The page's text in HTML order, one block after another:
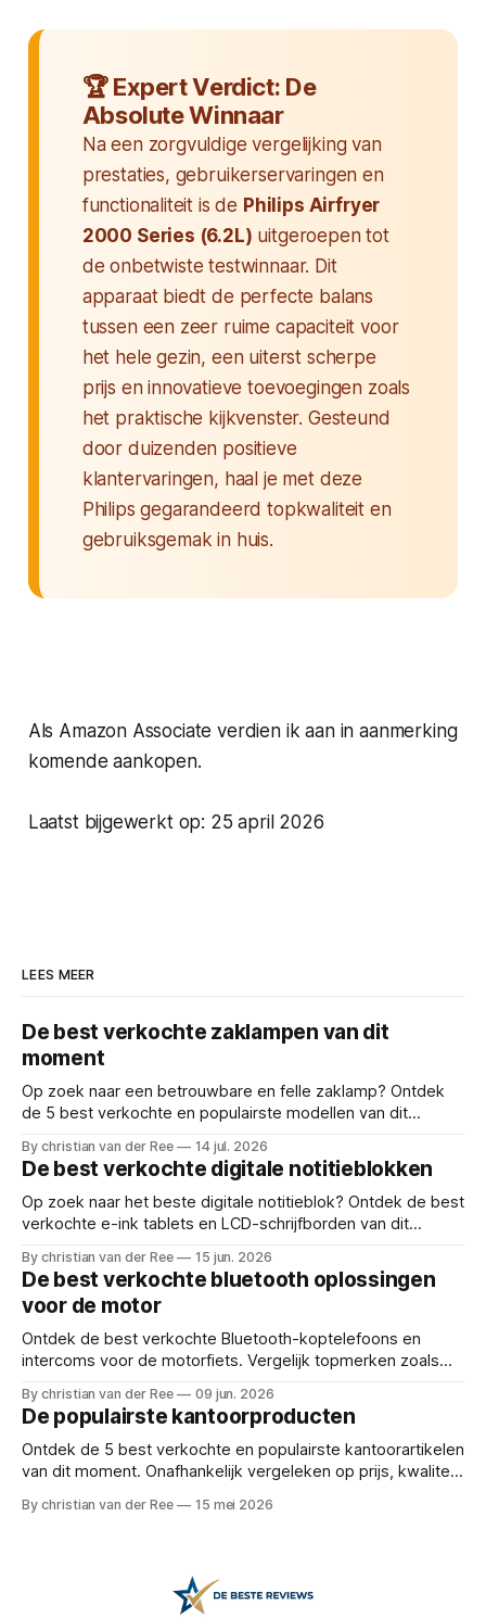
Expert Verdict: De
Absolute Winnaar
Na een zorgvuldige vergelijking van
prestaties, gebruikerservaringen en
functionaliteit is de Philips Airfryer
2000 Series (6.2L) uitgeroepen tot
de onbetwiste testwinnaar. Dit
apparaat biedt de perfecte balans
tussen een zeer ruime capaciteit voor
het hele gezin, een uiterst scherpe
prijs en innovatieve toevoegingen zoals
het praktische kijkvenster. Gesteund
door duizenden positieve
klantervaringen, haal je met deze
Philips gegarandeerd topkwaliteit en
gebruiksgemak in huis.
Als Amazon Associate verdien ik aan in aanmerking
komende aankopen.
Laatst bijgewerkt op: 25 april 2026
LEES MEER
De best verkochte zaklampen van dit
moment
Op zoek naar een betrouwbare en felle zaklamp? Ontdek
de 5 best verkochte en populairste modellen van dit
en deals voor: led zaklamp, oplaadbare zaklamp, beste
felle zaklamp, uv blacklight, compacte handlamp, tactische
zaklamp, kampeer verlicht
By christian van der Ree 14 jul. 2026
De best verkochte digitale notitieblokken
Op zoek naar het beste digitale notitieblok? Ontdek de best
verkochte e-ink tablets en LCD-schrijfborden van dit
voor: digitaal notitieboek, e-ink tablet, lcd schrijfbord,
remarkable alternatief, herbruikbaar notitieblok, elektronisch
papier,
By christian van der Ree 15 jun. 2026
De best verkochte bluetooth oplossingen
voor de motor
Ontdek de best verkochte Bluetooth-koptelefoons en
intercoms voor de motorfiets. Vergelijk topmerken zoals
Reviews en deals voor: motor intercom, bluetooth
motorheadset, motor communicatiesysteem, beste motor
headset, cardo spirit, ejeas v6 pro, lex
By christian van der Ree 09 jun. 2026
De populairste kantoorproducten
Ontdek de 5 best verkochte en populairste kantoorartikelen
van dit moment. Onafhankelijk vergeleken op prijs, kwaliteit
bureau accessoires, kantoorbenodigdheden, thuiswerkplek
By christian van der Ree 15 mei 2026